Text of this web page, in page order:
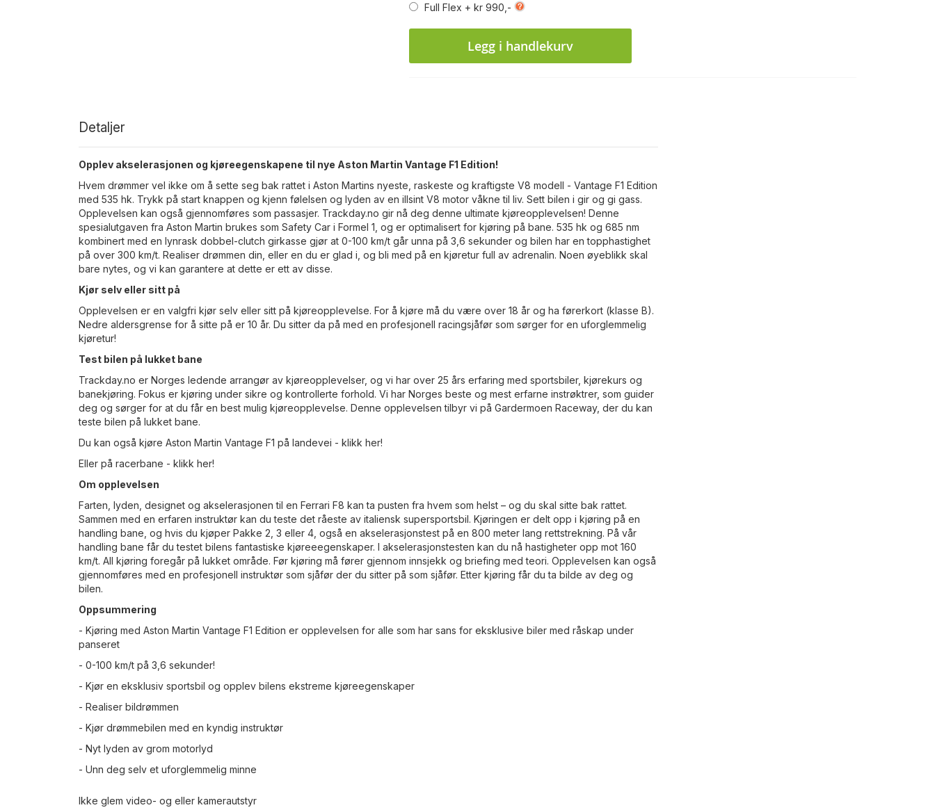
Full Flex +kr 990,-
Legg i handlekurv
Detaljer
Opplev akselerasjonen og kjøreegenskapene til nye Aston Martin Vantage F1 Edition!
Hvem drømmer vel ikke om å sette seg bak rattet i Aston Martins nyeste, raskeste og kraftigste V8 modell - Vantage F1 Edition
med 535 hk. Trykk på start knappen og kjenn følelsen og lyden av en illsint V8 motor våkne til liv. Sett bilen i gir og gi gass.
Opplevelsen kan også gjennomføres som passasjer. Trackday.no gir nå deg denne ultimate kjøreopplevelsen! Denne
spesialutgaven fra Aston Martin brukes som Safety Car i Formel 1, og er optimalisert for kjøring på bane. 535 hk og 685 nm
kombinert med en lynrask dobbel-clutch girkasse gjør at 0-100 km/t går unna på 3,6 sekunder og bilen har en topphastighet
på over 300 km/t. Realiser drømmen din, eller en du er glad i, og bli med på en kjøretur full av adrenalin. Noen øyeblikk skal
bare nytes, og vi kan garantere at dette er ett av disse.
Kjør selv eller sitt på
Opplevelsen er en valgfri kjør selv eller sitt på kjøreopplevelse. For å kjøre må du være over 18 år og ha førerkort (klasse B).
Nedre aldersgrense for å sitte på er 10 år. Du sitter da på med en profesjonell racingsjåfør som sørger for en uforglemmelig
kjøretur!
Test bilen på lukket bane
Trackday.no er Norges ledende arrangør av kjøreopplevelser, og vi har over 25 års erfaring med sportsbiler, kjørekurs og
banekjøring. Fokus er kjøring under sikre og kontrollerte forhold. Vi har Norges beste og mest erfarne instrøktrer, som guider
deg og sørger for at du får en best mulig kjøreopplevelse. Denne opplevelsen tilbyr vi på Gardermoen Raceway, der du kan
teste bilen på lukket bane.
Du kan også kjøre Aston Martin Vantage F1 på landevei -klikk her!
Eller på racerbane -klikk her!
Om opplevelsen
Farten, lyden, designet og akselerasjonen til en Ferrari F8 kan ta pusten fra hvem som helst – og du skal sitte bak rattet.
Sammen med en erfaren instruktør kan du teste det råeste av italiensk supersportsbil. Kjøringen er delt opp i kjøring på en
handling bane, og hvis du kjøper Pakke 2, 3 eller 4, også en akselerasjonstest på en 800 meter lang rettstrekning. På vår
handling bane får du testet bilens fantastiske kjøreeegenskaper. I akselerasjonstesten kan du nå hastigheter opp mot 160
km/t. All kjøring foregår på lukket område. Før kjøring må fører gjennom innsjekk og briefing med teori. Opplevelsen kan også
gjennomføres med en profesjonell instruktør som sjåfør der du sitter på som sjåfør. Etter kjøring får du ta bilde av deg og
bilen.
Oppsummering
- Kjøring med Aston Martin Vantage F1 Edition er opplevelsen for alle som har sans for eksklusive biler med råskap under
panseret
- 0-100 km/t på 3,6 sekunder!
- Kjør en eksklusiv sportsbil og opplev bilens ekstreme kjøreegenskaper
- Realiser bildrømmen
- Kjør drømmebilen med en kyndig instruktør
- Nyt lyden av grom motorlyd
- Unn deg selv et uforglemmelig minne
Ikke glem video- og eller kamerautstyr